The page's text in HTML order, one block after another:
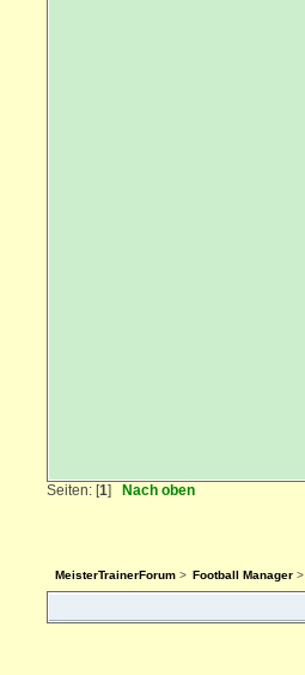
Seiten: [1] Nach oben
MeisterTrainerForum> Football Manager>